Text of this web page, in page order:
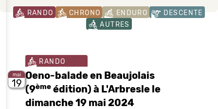
RANDO CHRONO ENDURO
DESCENTE
AUTRES
mai
19
RANDO
Oeno-balade en Beaujolais
(9ème édition) à L'Arbresle le
dimanche 19 mai 2024